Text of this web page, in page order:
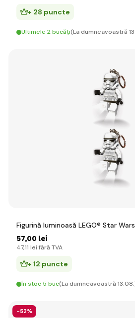
+ 28 puncte
Ultimele 2 bucăți(La dumneavoastră
Figurină luminoasă LEGO® Star
57,00 lei
47,11 lei fără TVA
+ 12 puncte
În stoc 5 buc(La dumneavoastră
-52%